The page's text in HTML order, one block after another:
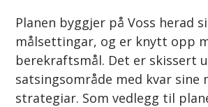
Planen byggjer på Voss herad
målsettingar, og er knytt opp
berekraftsmål. Det er skissert
satsingsområde med kvar sine
strategiar. Som vedlegg til